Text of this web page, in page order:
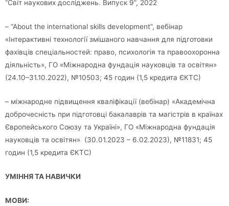
“Світ наукових досліджень. Випуск 9”, 2022
– “About the international skills development”, вебінар
«Інтерактивні технології змішаного навчання для підготовки
фахівців спеціальностей: право, психологія та правоохоронна
діяльність», ГО «Міжнародна фундація науковців та освітян»
(24.10–31.10.2022), №10503; 45 годин (1,5 кредита ЄКТС)
– міжнародне підвищення кваліфікації (вебінар) «Академічна
доброчесність при підготовці бакалаврів та магістрів в країнах
Європейського Союзу та Україні», ГО «Міжнародна фундація
науковців та освітян» (30.01.2023 – 6.02.2023), №11831; 45
годин (1,5 кредита ЄКТС)
УМІННЯ ТА НАВИЧКИ
МОВИ: